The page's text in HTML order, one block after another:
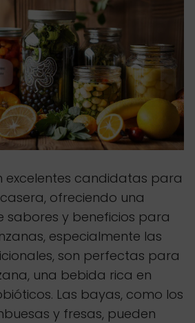
excelentes candidatas para
ofreciendo una
y beneficios para
especialmente las
son perfectas para
una bebida rica en
Las bayas, como los
y fresas, pueden